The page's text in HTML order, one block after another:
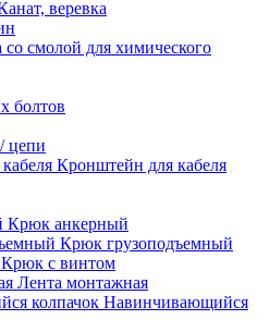
веревка
смолой для химического
болтов
цепи
Кронштейн для кабеля
Крюк анкерный
Крюк грузоподъемный
Крюк с винтом
Лента монтажная
Навинчивающийся